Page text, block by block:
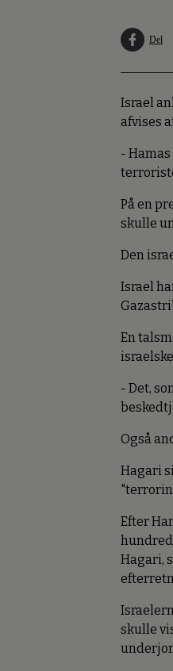
Del
Israel
afvises
-
På en
skulle
Den
Israel
En
- Det,
Også
Hagari
Efter
Hagari,
skulle